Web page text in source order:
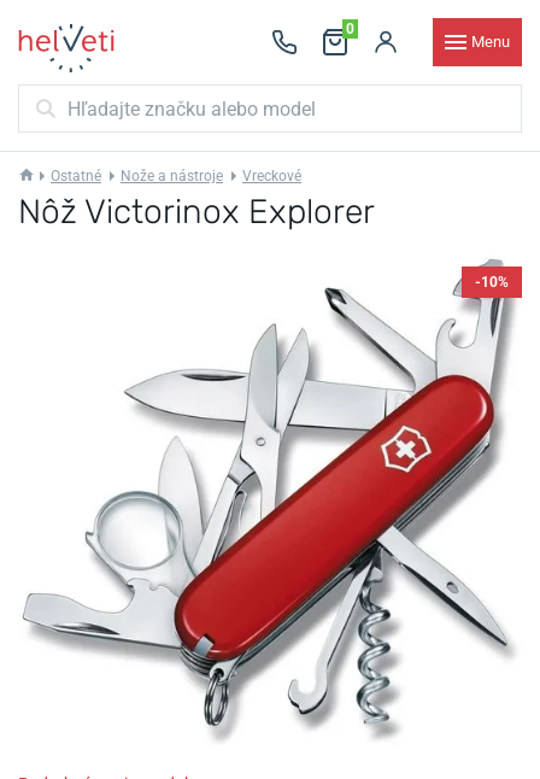
0
Menu
Ostatné Nože a nástroje Vreckové
Nôž Victorinox Explorer
-10%